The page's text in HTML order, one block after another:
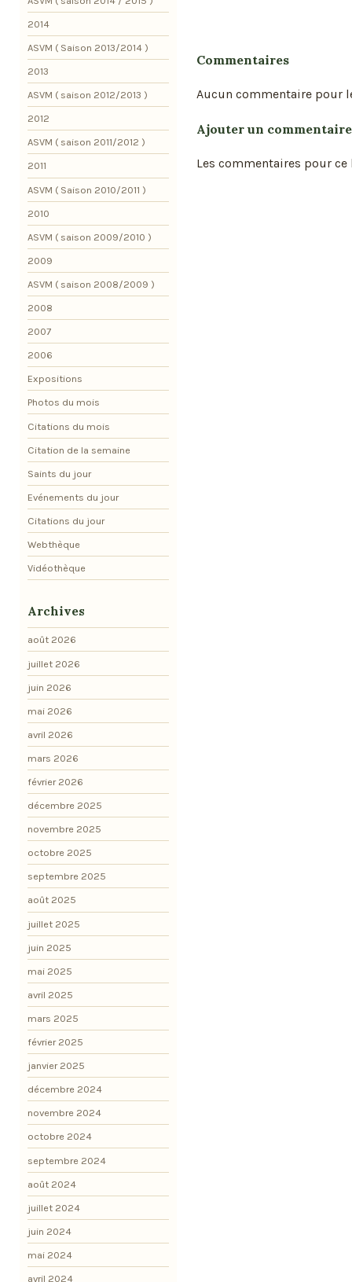
Commentaires
Aucun commentaire pour
Ajouter un commentaire
Les commentaires pour
2014
ASVM ( Saison 2013/2014 )
2013
ASVM ( saison 2012/2013 )
2012
ASVM ( saison 2011/2012 )
2011
ASVM ( Saison 2010/2011 )
2010
ASVM ( saison 2009/2010 )
2009
ASVM ( saison 2008/2009 )
2008
2007
2006
Expositions
Photos du mois
Citations du mois
Citation de la semaine
Saints du jour
Evénements du jour
Citations du jour
Webthèque
Vidéothèque
Archives
août 2026
juillet 2026
juin 2026
mai 2026
avril 2026
mars 2026
février 2026
décembre 2025
novembre 2025
octobre 2025
septembre 2025
août 2025
juillet 2025
juin 2025
mai 2025
avril 2025
mars 2025
février 2025
janvier 2025
décembre 2024
novembre 2024
octobre 2024
septembre 2024
août 2024
juillet 2024
juin 2024
mai 2024
avril 2024